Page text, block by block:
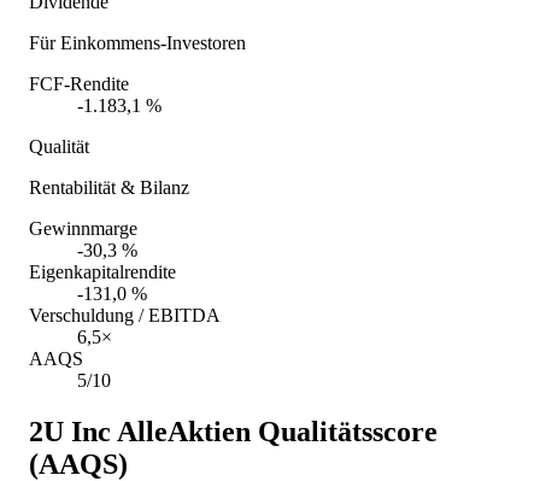
Für Einkommens-Investoren
FCF-Rendite
-1.183,1 %
Qualität
Rentabilität & Bilanz
Gewinnmarge
-30,3 %
Eigenkapitalrendite
-131,0 %
Verschuldung / EBITDA
6,5×
AAQS
5/10
2U Inc AlleAktien Qualitätsscore
(AAQS)